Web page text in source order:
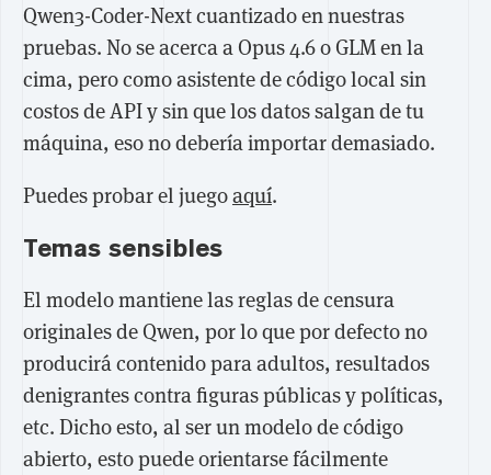
Qwen3-Coder-Next cuantizado en nuestras
pruebas. No se acerca a Opus 4.6 o GLM en la
cima, pero como asistente de código local sin
costos de API y sin que los datos salgan de tu
máquina, eso no debería importar demasiado.
Puedes probar el juegoaquí.
Temas sensibles
El modelo mantiene las reglas de censura
originales de Qwen, por lo que por defecto no
producirá contenido para adultos, resultados
denigrantes contra figuras públicas y políticas,
etc. Dicho esto, al ser un modelo de código
abierto, esto puede orientarse fácilmente